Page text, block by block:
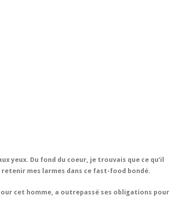
yeux. Du fond du coeur, je trouvais que ce qu’il
mes larmes dans ce fast-food bondé.
cet homme, a outrepassé ses obligations pour